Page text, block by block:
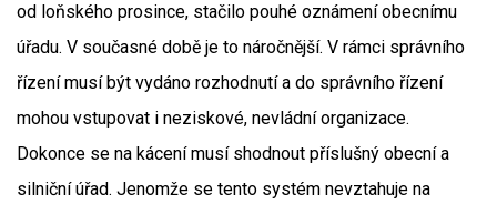
od loňského prosince, stačilo pouhé oznámení obecnímu
úřadu. V současné době je to náročnější. V rámci správního
řízení musí být vydáno rozhodnutí a do správního řízení
mohou vstupovat i neziskové, nevládní organizace.
Dokonce se na kácení musí shodnout příslušný obecní a
silniční úřad. Jenomže se tento systém nevztahuje na